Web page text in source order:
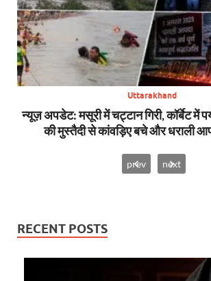
Uttarakhand
न्यूज़ अपडेट: मसूरी में चट्टान गिरी, कॉर्बेट में
की मुस्तैदी से कांवड़िए बचे और धराली
prev next
RECENT POSTS